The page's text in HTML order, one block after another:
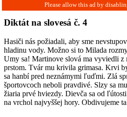
Diktát na slovesá č. 4
Hasiči nás požiadali, aby sme
hladinu vody. Možno si to Milada
Umy sa! Martinove slová ma vyviedli z
prstom. Tvár mu krivila grimasa. Krvi
sa hanbí pred neznámymi ľuďmi. Zlá
športovcoch neboli pravdivé. Slzy sa
žiaria prvé hviezdy. Dievča sa od
na vrchol najvyššej hory. Obdivujeme